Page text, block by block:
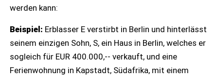
werden kann:
Beispiel: Erblasser E verstirbt in Berlin und hinterlässt
seinem einzigen Sohn, S, ein Haus in Berlin, welches er
sogleich für EUR 400.000,-- verkauft, und eine
Ferienwohnung in Kapstadt, Südafrika, mit einem